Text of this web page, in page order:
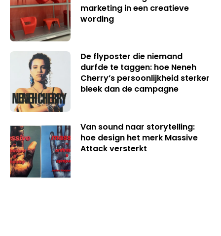
marketing in een creatieve
wording
De flyposter die niemand
durfde te taggen: hoe Neneh
Cherry’s persoonlijkheid sterker
bleek dan de campagne
Van sound naar storytelling:
hoe design het merk Massive
Attack versterkt